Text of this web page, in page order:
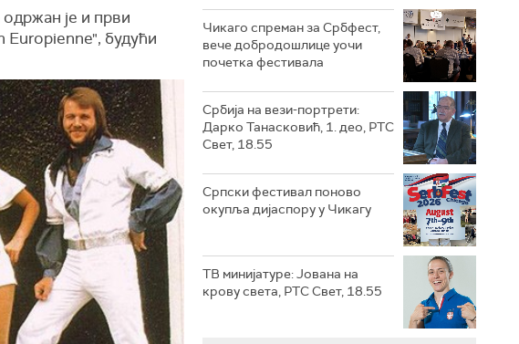
је и први
Europienne", будући
Чикаго спреман за Србфест,
вече добродошлице уочи
почетка фестивала
Србија на вези-портрети:
Дарко Танасковић, 1. део, РТС
Свет, 18.55
Српски фестивал поново
окупља дијаспору у Чикагу
ТВ минијатуре: Јована на
крову света, РТС Свет, 18.55